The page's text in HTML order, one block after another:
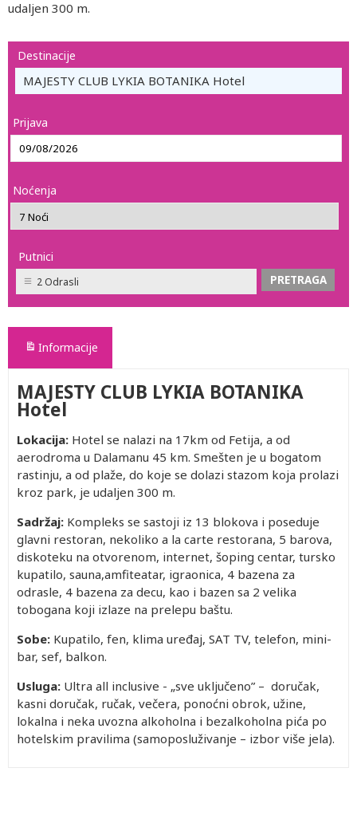
udaljen 300 m.
Destinacije
MAJESTY CLUB LYKIA BOTANIKA Hotel
Prijava
Noćenja
Putnici
2 Odrasli
Informacije
MAJESTY CLUB LYKIA BOTANIKA
Hotel
Lokacija: Hotel se nalazi na 17km od Fetija, a od
aerodroma u Dalamanu 45 km. Smešten je u bogatom
rastinju, a od plaže, do koje se dolazi stazom koja prolazi
kroz park, je udaljen 300 m.
Sadržaj: Kompleks se sastoji iz 13 blokova i poseduje
glavni restoran, nekoliko a la carte restorana, 5 barova,
diskoteku na otvorenom, internet, šoping centar, tursko
kupatilo, sauna,amfiteatar, igraonica, 4 bazena za
odrasle, 4 bazena za decu, kao i bazen sa 2 velika
tobogana koji izlaze na prelepu baštu.
Sobe: Kupatilo, fen, klima uređaj, SAT TV, telefon, mini-
bar, sef, balkon.
Usluga: Ultra all inclusive - „sve uključeno” – doručak,
kasni doručak, ručak, večera, ponoćni obrok, užine,
lokalna i neka uvozna alkoholna i bezalkoholna pića po
hotelskim pravilima (samoposluživanje – izbor više jela).